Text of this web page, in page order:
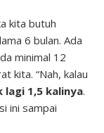
kita butuh
6 bulan. Ada
minimal 12
kita. “Nah, kalau
lagi 1,5 kalinya.
ini sampai